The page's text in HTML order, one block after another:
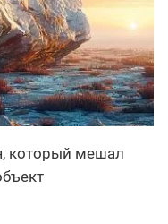
который мешал